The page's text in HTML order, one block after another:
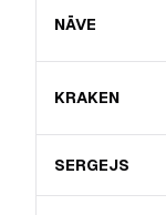
NĀVE
KRAKEN
SERGEJS